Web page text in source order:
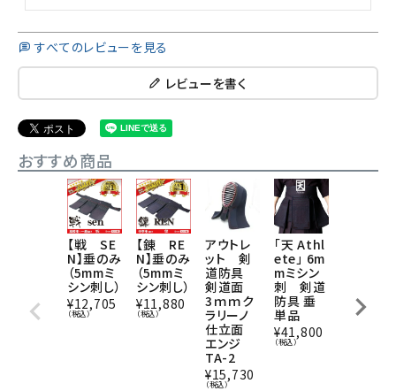
すべてのレビューを見る
レビューを書く
おすすめ商品
【戦 SE
N】垂のみ
（5mmミ
シン刺し）
¥12,705
（税込）
【錬 RE
N】垂のみ
（5mmミ
シン刺し）
¥11,880
（税込）
アウトレ
ット 剣
道防具
剣道面
3ｍｍク
ラリーノ
仕立面
エンジ
TA-2
¥15,730
（税込）
「天 Athl
ete」 6m
mミシン
刺 剣道
防具 垂
単品
¥41,800
（税込）
み ver,
鉄紺 （5